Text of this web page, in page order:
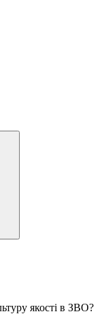
якості в ЗВО?